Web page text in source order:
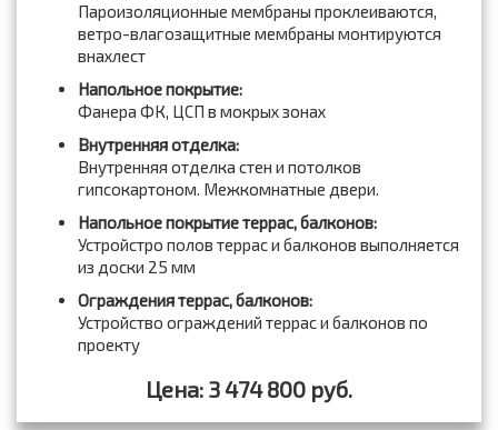
Пароизоляционные мембраны проклеиваются,
ветро-влагозащитные мембраны монтируются
внахлест
Напольное покрытие:
Фанера ФК, ЦСП в мокрых зонах
Внутренняя отделка:
Внутренняя отделка стен и потолков
гипсокартоном. Межкомнатные двери.
Напольное покрытие террас, балконов:
Устройстро полов террас и балконов выполняется
из доски 25 мм
Ограждения террас, балконов:
Устройство ограждений террас и балконов по
проекту
Цена: 3 474 800 руб.